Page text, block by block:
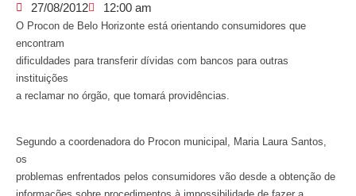
27/08/2012 12:00 am
O Procon de Belo Horizonte está orientando consumidores que
encontram
dificuldades para transferir dívidas com bancos para outras
instituições
a reclamar no órgão, que tomará providências.
Segundo a coordenadora do Procon municipal, Maria Laura Santos,
os
problemas enfrentados pelos consumidores vão desde a obtenção de